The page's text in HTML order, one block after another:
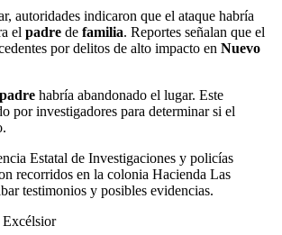
autoridades indicaron que el ataque habría
el padre de familia. Reportes señalan que el
por delitos de alto impacto en Nuevo
padre habría abandonado el lugar. Este
por investigadores para determinar si el
Estatal de Investigaciones y policías
recorridos en la colonia Hacienda Las
testimonios y posibles evidencias.